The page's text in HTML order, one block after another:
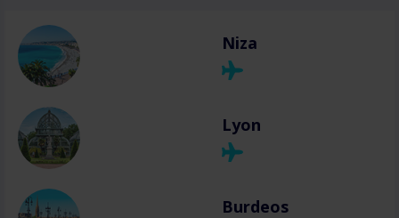
Niza
Lyon
Burdeos